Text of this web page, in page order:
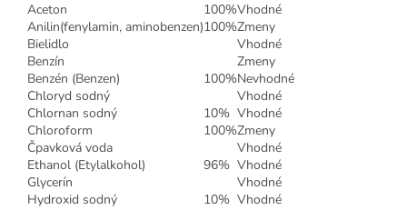
Aceton
100%Vhodné
Anilin(fenylamin, aminobenzen)100%Zmeny
Bielidlo
Vhodné
Benzín
Zmeny
Benzén (Benzen)
100%Nevhodné
Chloryd sodný
Vhodné
Chlornan sodný
10% Vhodné
Chloroform
100%Zmeny
Čpavková voda
Vhodné
Ethanol (Etylalkohol)
96% Vhodné
Glycerín
Vhodné
Hydroxid sodný
10% Vhodné